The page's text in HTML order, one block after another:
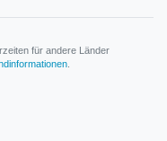
für andere Länder